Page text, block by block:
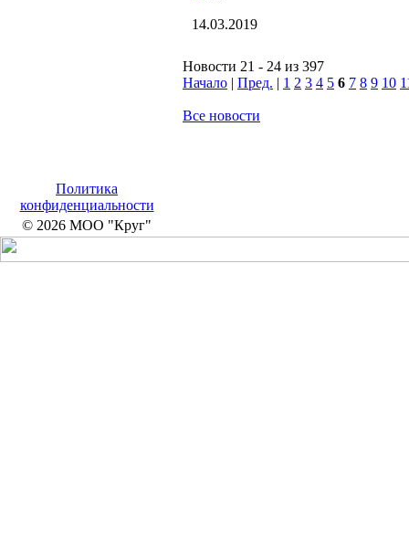
14.03.2019
Новости 21 - 24 из 397
Начало | Пред. | 1 2 3 4 5 6 7 8 9 10
Все новости
Политика
конфиденциальности
© 2026 МОО "Круг"